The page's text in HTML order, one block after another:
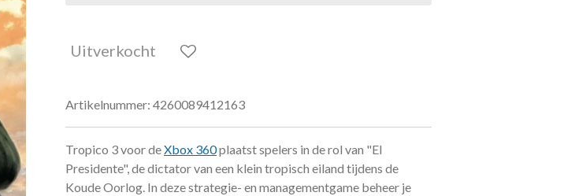
Uitverkocht
Artikelnummer: 4260089412163
Tropico 3 voor deXbox 360plaatst spelers in de rol van "El
Presidente", de dictator van een klein tropisch eiland tijdens de
Koude Oorlog. In deze strategie- en managementgame beheer je